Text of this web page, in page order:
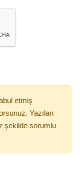
etmiş
Yazılan
şekilde sorumlu